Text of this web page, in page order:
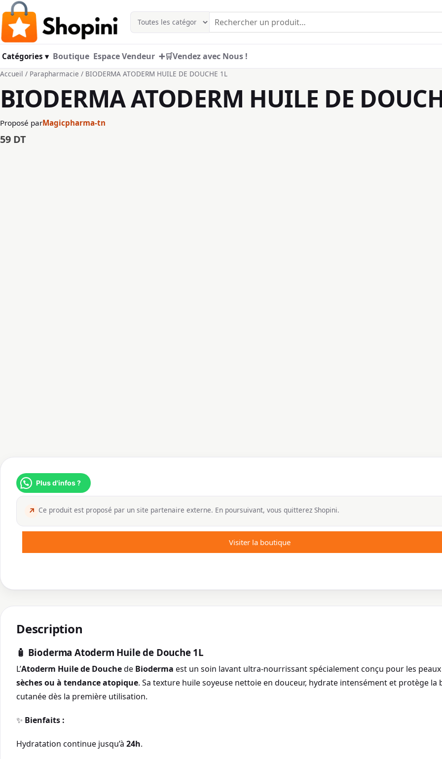
Aller au contenu principal
Catégories ▾ Boutique Espace Vendeur ➕🛒Vendez avec Nous !
Accueil / Parapharmacie / BIODERMA ATODERM HUILE DE DOUCHE 1L
BIODERMA ATODERM HUILE DE
Proposé parMagicpharma-tn
59 DT
Plus d'infos ?
↗ Ce produit est proposé par un site partenaire externe. En poursuivant, vous quitterez Shopini.
Visiter la boutique
Description
🧴 Bioderma Atoderm Huile de Douche 1L
L’Atoderm Huile de Douchede Bioderma est un soin lavant ultra-nourrissant spécialement conçu pour les peaux
sèches ou à tendance atopique. Sa texture huile soyeuse nettoie en douceur, hydrate intensément et protège la
cutanée dès la première utilisation.
✨ Bienfaits :
Hydratation continue jusqu’à 24h.